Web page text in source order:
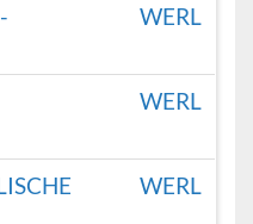
WERL
WERL
WERL